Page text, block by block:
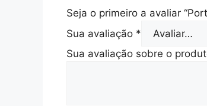
Seja o primeiro a avaliar
Sua avaliação *
Sua avaliação sobre o